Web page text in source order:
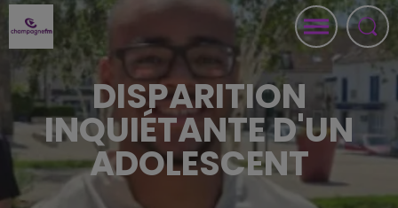
DISPARITION
INQUIÉTANTE D'UN
ADOLESCENT